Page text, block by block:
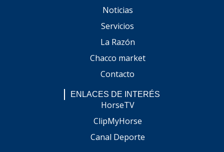
Noticias
Servicios
La Razón
Chacco market
Contacto
ENLACES DE INTERÉS
HorseTV
ClipMyHorse
Canal Deporte